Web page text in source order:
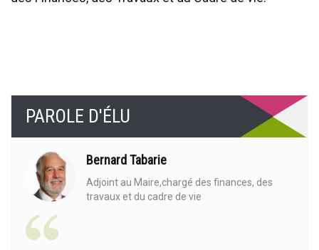
PAROLE D'ÉLU
Bernard Tabarie
Adjoint au Maire,chargé des finances, des
travaux et du cadre de vie